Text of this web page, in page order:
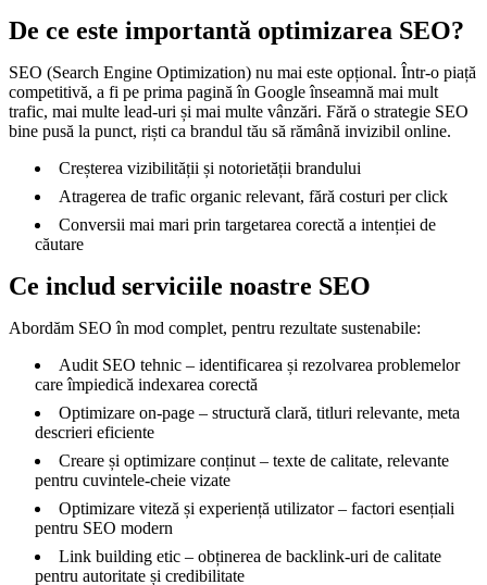
De ce este importantă optimizarea SEO?
SEO (Search Engine Optimization) nu mai este opțional. Într-o piață
competitivă, a fi pe prima pagină în Google înseamnă mai mult
trafic, mai multe lead-uri și mai multe vânzări. Fără o strategie SEO
bine pusă la punct, riști ca brandul tău să rămână invizibil online.
Creșterea vizibilității și notorietății brandului
Atragerea de trafic organic relevant, fără costuri per click
Conversii mai mari prin targetarea corectă a intenției de
căutare
Ce includ serviciile noastre SEO
Abordăm SEO în mod complet, pentru rezultate sustenabile:
Audit SEO tehnic – identificarea și rezolvarea problemelor
care împiedică indexarea corectă
Optimizare on-page – structură clară, titluri relevante, meta
descrieri eficiente
Creare și optimizare conținut – texte de calitate, relevante
pentru cuvintele-cheie vizate
Optimizare viteză și experiență utilizator – factori esențiali
pentru SEO modern
Link building etic – obținerea de backlink-uri de calitate
pentru autoritate și credibilitate